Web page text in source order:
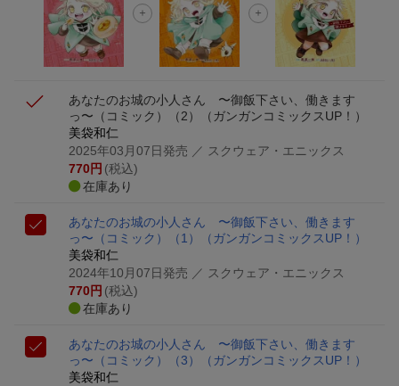
楽天モバイル紹介キャンペーンの拡散で300円OFFクーポン
進呈
あなたのお城の小人さん 〜御飯下さい、働きます
っ〜（コミック）（2）
（ガンガンコミックスUP！）
美袋和仁
2025年03月07日発売 ／ スクウェア・エニックス
770円 (税込)
在庫あり
あなたのお城の小人さん 〜御飯下さい、働きます
っ〜（コミック）（1）
（ガンガンコミックスUP！）
美袋和仁
2024年10月07日発売 ／ スクウェア・エニックス
770円 (税込)
在庫あり
あなたのお城の小人さん 〜御飯下さい、働きます
っ〜（コミック）（3）
（ガンガンコミックスUP！）
美袋和仁